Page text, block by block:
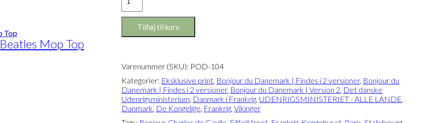
print:
Bonjour
Danemark
Tilføj til kurv
Varenummer (SKU): POD-104
Kategorier: Eksklusive print, Bonjour du Danemark | Findes i 2 versioner, Bonjour du
Danemark | Findes i 2 versioner, Bonjour du Danemark | Version 2, Det danske
Udenrigsministerium, Danmark i Frankrig, UDENRIGSMINISTERIET - ALLE LANDE,
Danmark, De Kongelige, Frankrig,Vikinger
Mop Top